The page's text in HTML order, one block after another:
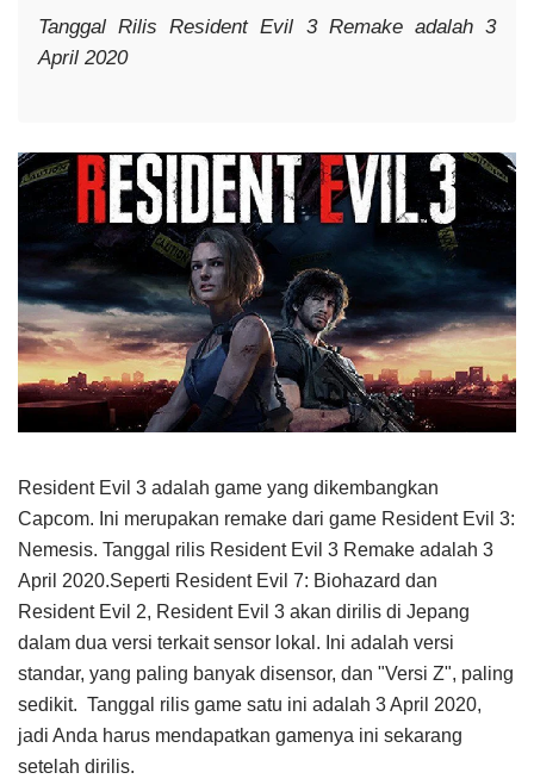
Tanggal Rilis Resident Evil 3 Remake adalah 3
April 2020
Resident Evil 3 adalah game yang dikembangkan
Capcom. Ini merupakan remake dari game Resident Evil 3:
Nemesis. Tanggal rilis Resident Evil 3 Remake adalah 3
April 2020.Seperti Resident Evil 7: Biohazard dan
Resident Evil 2, Resident Evil 3 akan dirilis di Jepang
dalam dua versi terkait sensor lokal. Ini adalah versi
standar, yang paling banyak disensor, dan "Versi Z", paling
sedikit. Tanggal rilis game satu ini adalah 3 April 2020,
jadi Anda harus mendapatkan gamenya ini sekarang
setelah dirilis.